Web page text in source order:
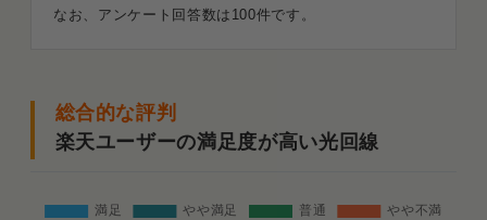
カスタマーサポートの評判 電話が繋がらないけど対
応品質は普通
なお、アンケート回答数は100件です。
総合的な評判
楽天ユーザーの満足度が高い光回線